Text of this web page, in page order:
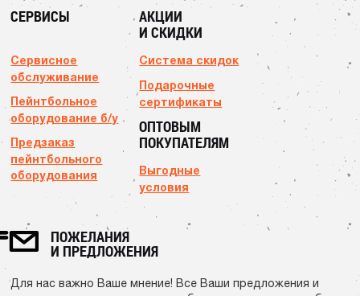
СЕРВИСЫ
Сервисное
обслуживание
Пейнтбольное
оборудование б/у
Предзаказ
пейнтбольного
оборудования
АКЦИИ
И СКИДКИ
Система скидок
Подарочные
сертификаты
ОПТОВЫМ
ПОКУПАТЕЛЯМ
Выгодные
условия
ПОЖЕЛАНИЯ
И ПРЕДЛОЖЕНИЯ
Для нас важно Ваше мнение! Все Ваши предложения и